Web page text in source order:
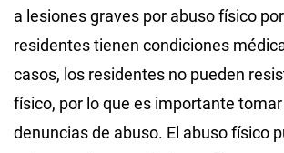
a lesiones graves por abuso físico
residentes tienen condiciones
casos, los residentes no pueden
físico, por lo que es importante
denuncias de abuso. El abuso físico